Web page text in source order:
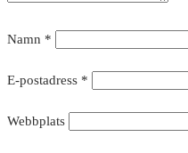
Namn *
E-postadress *
Webbplats